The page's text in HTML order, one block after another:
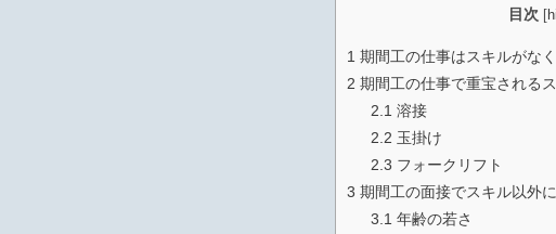
目次 [
1 期間工の仕事はスキルがな
2 期間工の仕事で重宝される
2.1 溶接
2.2 玉掛け
2.3 フォークリフト
3 期間工の面接でスキル以外
3.1 年齢の若さ